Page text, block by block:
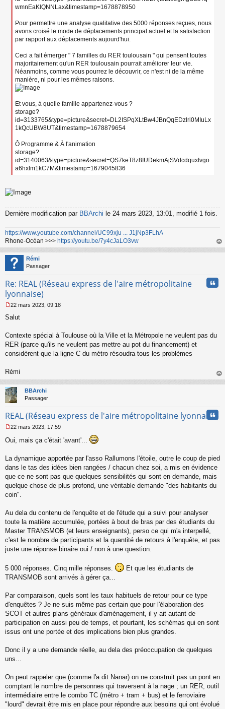
wmnEaKlQNNLax&timestamp=1678878950
Pour permettre une analyse qualitative des 5000 réponses reçues, nous
avons croisé le mode de déplacements principal actuel et la satisfaction
par rapport aux déplacements aujourd'hui.
Ceci a fait émerger " 7 familles du RER toulousain " qui pensent toutes
majoritairement qu'un RER toulousain pourrait améliorer leur vie.
Néanmoins, comme vous pourrez le découvrir, ce n'est ni de la même
manière, ni pour les mêmes raisons.
Et vous, à quelle famille appartenez-vous ?
storage?
id=3133765&type=picture&secret=DL2ISPqXLtBw4JBnQqEDzlri0MIuLx
1kQcUBW8UT&timestamp=1678879654
Ô Programme & À l'animation
storage?
id=3140063&type=picture&secret=QS7keT8z8IUDekmAjSVdcdquxIvgo
a6hxlm1kC7M&timestamp=1679045836
Dernière modification par BBArchi le 24 mars 2023, 13:01, modifié 1 fois.
https://www.youtube.com/channel/UC99xju ... J1jNp3FLhA
Rhone-Océan >>> https://youtu.be/7y4cJaLO3vw
au
Rémi
Passager
Re: REAL (Réseau express de l'aire métropolitaine
lyonnaise)
e
s
a
g
e
o
n
l
u
22 mars 2023, 09:18
Salut
Contexte spécial à Toulouse où la Ville et la Métropole ne veulent pas du
RER (parce qu'ils ne veulent pas mettre au pot du financement) et
considèrent que la ligne C du métro résoudra tous les problèmes
Rémi
au
BBArchi
Passager
REAL (Réseau express de l'aire métropolitaine lyonnaise)
e
a
g
e
n
o
u
22 mars 2023, 17:59
Oui, mais ça c'était 'avant'...
La dynamique apportée par l'asso Rallumons l'étoile, outre le coup de pied
dans le tas des idées bien rangées / chacun chez soi, a mis en évidence
que ce ne sont pas que quelques sensibilités qui sont en demande, mais
quelque chose de plus profond, une véritable demande "des habitants du
coin".
Au dela du contenu de l'enquête et de l'étude qui a suivi pour analyser
toute la matière accumulée, portées à bout de bras par des étudiants du
Master TRANSMOB (et leurs enseignants), perso ce qui m'a interpellé,
c'est le nombre de participants et la quantité de retours à l'enquête, et pas
juste une réponse binaire oui / non à une question.
5 000 réponses. Cinq mille réponses.
Et que les étudiants de
TRANSMOB sont arrivés à gérer ça...
Par comparaison, quels sont les taux habituels de retour pour ce type
d'enquêtes ? Je ne suis même pas certain que pour l'élaboration des
SCOT et autres plans généraux d'aménagement, il y ait autant de
participation en aussi peu de temps, et pourtant, les schémas qui en sont
issus ont une portée et des implications bien plus grandes.
Donc il y a une demande réelle, au dela des préoccupation de quelques
uns...
On peut rappeler que (comme l'a dit Nanar) on ne construit pas un pont en
comptant le nombre de personnes qui traversent à la nage ; un RER, outil
intermédiaire entre le combo TC (métro + tram + bus) et le ferroviaire
"lourd" devrait être mis en place pour répondre aux besoins qui ont évolué